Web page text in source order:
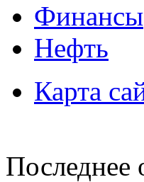
Финансы
Нефть
Карта
Последнее